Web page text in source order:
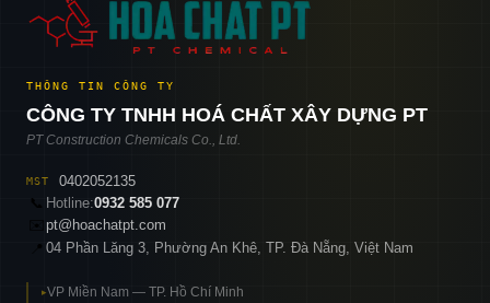
THÔNG TIN CÔNG TY
CÔNG TY TNHH HOÁ CHẤT XÂY DỰNG PT
PT Construction Chemicals Co., Ltd.
MST
0402052135
📞 Hotline:0932 585 077
pt@hoachatpt.com
04 Phần Lăng 3, Phường An Khê, TP. Đà Nẵng, Việt Nam
▸VP Miền Nam — TP. Hồ Chí Minh